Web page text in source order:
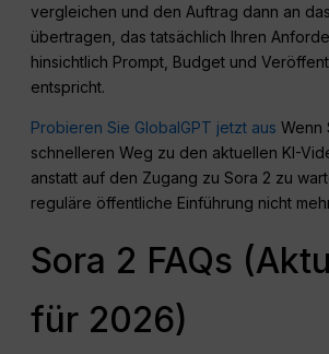
vergleichen und den Auftrag dann an
übertragen, das tatsächlich Ihren
hinsichtlich Prompt, Budget und
entspricht.
Probieren Sie GlobalGPT jetzt aus Wenn
schnelleren Weg zu den aktuellen KI-
anstatt auf den Zugang zu Sora 2 zu
reguläre öffentliche Einführung nicht
Sora 2 FAQs
für 2026)